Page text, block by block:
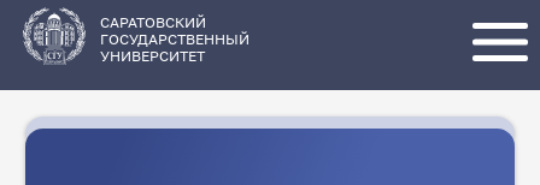
основному
содержанию
САРАТОВСКИЙ
ГОСУДАРСТВЕННЫЙ
УНИВЕРСИТЕТ